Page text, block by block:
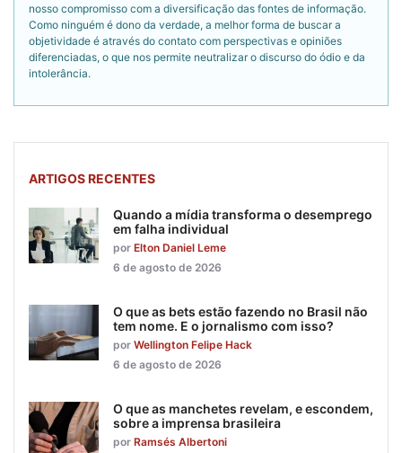
nosso compromisso com a diversificação das fontes de informação.
Como ninguém é dono da verdade, a melhor forma de buscar a
objetividade é através do contato com perspectivas e opiniões
diferenciadas, o que nos permite neutralizar o discurso do ódio e da
intolerância.
ARTIGOS RECENTES
Quando a mídia transforma o desemprego
em falha individual
por Elton Daniel Leme
6 de agosto de 2026
O que as bets estão fazendo no Brasil não
tem nome. E o jornalismo com isso?
por Wellington Felipe Hack
6 de agosto de 2026
O que as manchetes revelam, e escondem,
sobre a imprensa brasileira
por Ramsés Albertoni